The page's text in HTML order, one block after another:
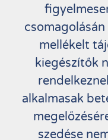
mellékelt
kiegészítők
alkalmasak
szedése